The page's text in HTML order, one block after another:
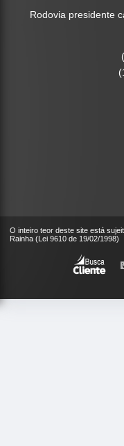
Rodovia presidente
O inteiro teor deste site está
Rainha (Lei 9610 de 19/02/1998)